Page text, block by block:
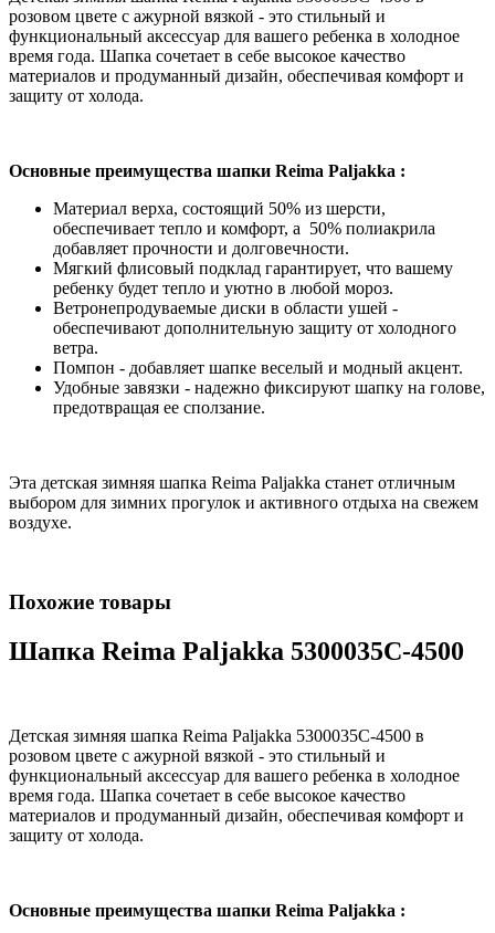
розовом цвете с ажурной вязкой - это стильный и
функциональный аксессуар для вашего ребенка в холодное
время года. Шапка сочетает в себе высокое качество
материалов и продуманный дизайн, обеспечивая комфорт и
защиту от холода.
Основные преимущества шапки Reima Paljakka :
Материал верха, состоящий 50% из шерсти,
обеспечивает тепло и комфорт, а 50% полиакрила
добавляет прочности и долговечности.
Мягкий флисовый подклад гарантирует, что вашему
ребенку будет тепло и уютно в любой мороз.
Ветронепродуваемые диски в области ушей -
обеспечивают дополнительную защиту от холодного
ветра.
Помпон - добавляет шапке веселый и модный акцент.
Удобные завязки - надежно фиксируют шапку на голове,
предотвращая ее сползание.
Эта детская зимняя шапка Reima Paljakka станет отличным
выбором для зимних прогулок и активного отдыха на свежем
воздухе.
Похожие товары
Шапка Reima Paljakka 5300035C-4500
Детская зимняя шапка Reima Paljakka 5300035C-4500 в
розовом цвете с ажурной вязкой - это стильный и
функциональный аксессуар для вашего ребенка в холодное
время года. Шапка сочетает в себе высокое качество
материалов и продуманный дизайн, обеспечивая комфорт и
защиту от холода.
Основные преимущества шапки Reima Paljakka :